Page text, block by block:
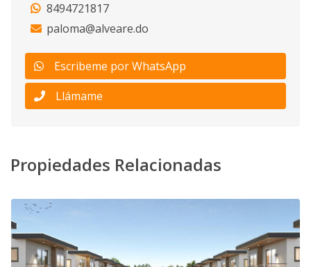
8494721817
paloma@alveare.do
Escribeme por WhatsApp
Llámame
Propiedades Relacionadas